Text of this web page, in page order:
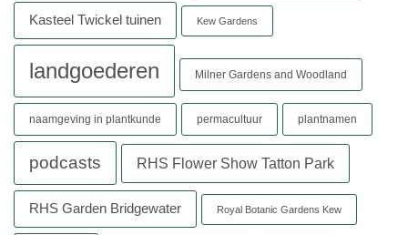
Kasteel Twickel tuinen Kew Gardens
landgoederen Milner Gardens and Woodland
naamgeving in plantkunde permacultuur plantnamen
podcasts RHS Flower Show Tatton Park
RHS Garden Bridgewater Royal Botanic Gardens Kew